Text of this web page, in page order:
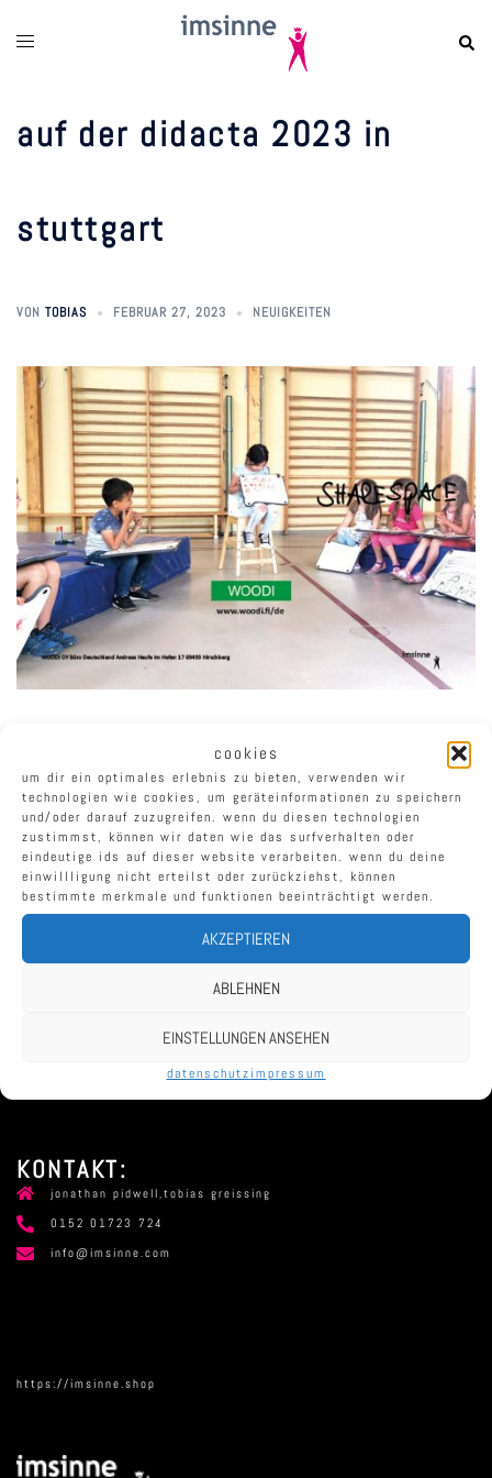
cookies
um dir ein optimales erlebnis zu bieten, verwenden wir
technologien wie cookies, um geräteinformationen zu speichern
und/oder darauf zuzugreifen. wenn du diesen technologien
zustimmst, können wir daten wie das surfverhalten oder
eindeutige ids auf dieser website verarbeiten. wenn du deine
einwillligung nicht erteilst oder zurückziehst, können
bestimmte merkmale und funktionen beeinträchtigt werden.
AKZEPTIEREN
ABLEHNEN
EINSTELLUNGEN ANSEHEN
datenschutzimpressum
springen
auf der didacta 2023 in
stuttgart
VON TOBIAS FEBRUAR 27, 2023 NEUIGKEITEN
wir sind auf der didacta 2023 in stuttgart. nicht mit eigenem stand
sonder hlefen bei woodi aus um diese wunderbaren schönen
finnischen kindermöbel zu ergänzen…
schaut vorbei hall 9 stand 52.
beitragsnavigation
vitrahaus / weil am rhein
KONTAKT:
jonathan pidwell,tobias greissing
0152 01723 724
info@imsinne.com
https://imsinne.shop